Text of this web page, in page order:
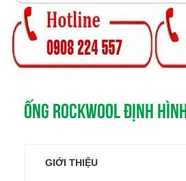
ỐNG ROCKWOOL ĐỊNH HÌNH
GIỚI THIỆU